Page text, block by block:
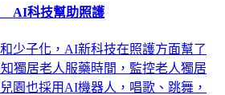
AI科技幫助照護
少子化，AI新科技在照護方面幫了
獨居老人服藥時間，監控老人獨居
園也採用AI機器人，唱歌、跳舞，